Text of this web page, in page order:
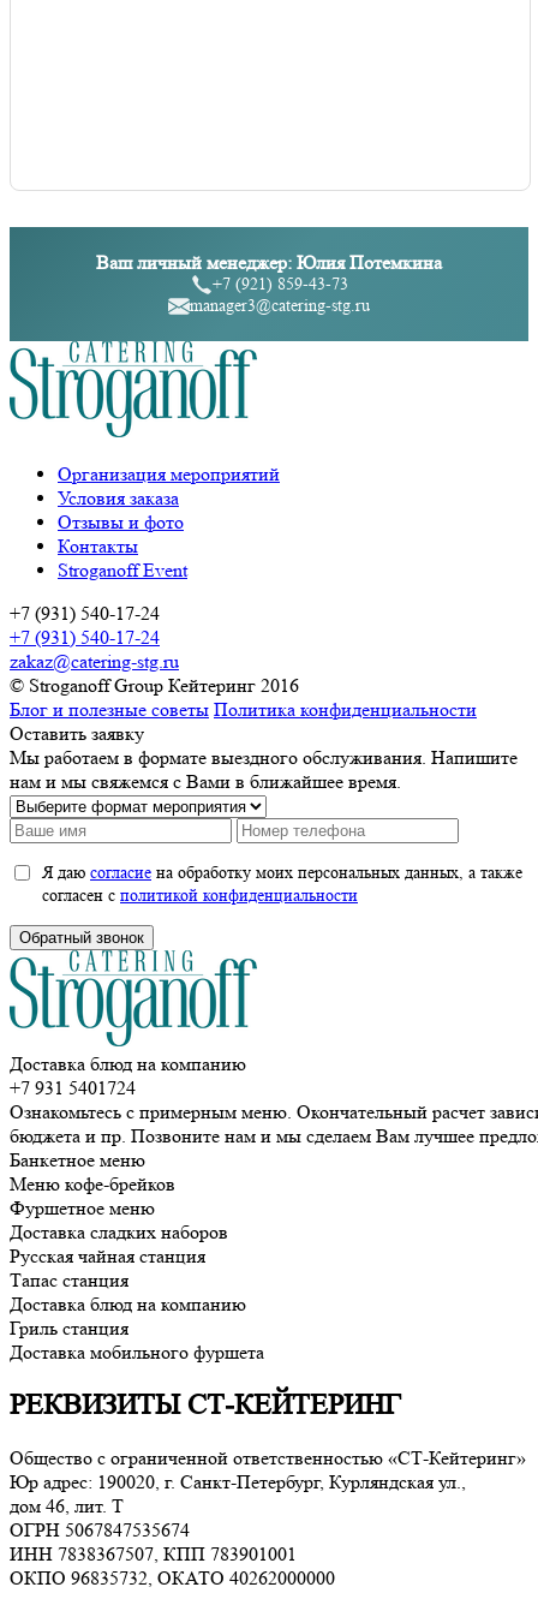
Ваш личный менеджер: Юлия Потемкина
+7 (921) 859-43-73
manager3@catering-stg.ru
Организация мероприятий
Условия заказа
Отзывы и фото
Контакты
Stroganoff Event
+7 (931) 540-17-24
+7 (931) 540-17-24
zakaz@catering-stg.ru
© Stroganoff Group Кейтеринг 2016
Блог и полезные советы Политика конфиденциальности
Оставить заявку
Мы работаем в формате выездного обслуживания. Напишите
нам и мы свяжемся с Вами в ближайшее время.
Я даю согласие на обработку моих персональных данных, а также
согласен с политикой конфиденциальности
Обратный звонок
Доставка блюд на компанию
+7 931 5401724
Ознакомьтесь с примерным меню. Окончательный расчет
бюджета и пр. Позвоните нам и мы сделаем Вам лучшее
Банкетное меню
Меню кофе-брейков
Фуршетное меню
Доставка сладких наборов
Русская чайная станция
Тапас станция
Доставка блюд на компанию
Гриль станция
Доставка мобильного фуршета
РЕКВИЗИТЫ СТ-КЕЙТЕРИНГ
Общество с ограниченной ответственностью «СТ-Кейтеринг»
Юр адрес: 190020, г. Санкт-Петербург, Курляндская ул.,
дом 46, лит. Т
ОГРН 5067847535674
ИНН 7838367507, КПП 783901001
ОКПО 96835732, ОКАТО 40262000000